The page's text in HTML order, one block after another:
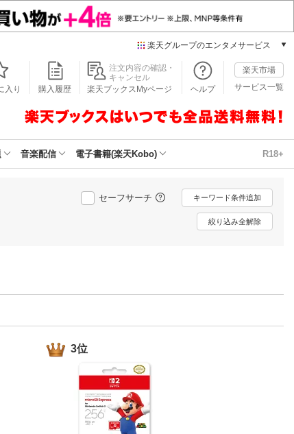
楽天グループのエンタメサービス
本/ゲーム/CD/DVD
楽天ブックス
楽天Kobo
動画配信
楽天TV
動画配信ガイド
チケット
エンタメニュース
入り 購入履歴
注文内容の確認・
キャンセル
楽天ブックスMyページ
ヘルプ
楽天市場
サービス一覧
音楽配信 電子書籍(楽天Kobo) R18+
セーフサーチ キーワード条件追加
絞り込み全解除
3位